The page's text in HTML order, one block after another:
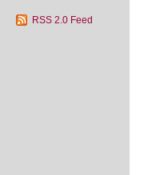
RSS 2.0 Feed